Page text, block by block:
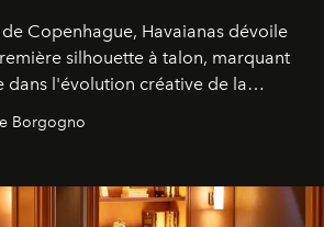
Copenhague, Havaianas dévoile
silhouette à talon, marquant
dans l'évolution créative de la
Borgogno